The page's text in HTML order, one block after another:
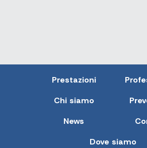
Prestazioni
Chi siamo
News
Dove siamo